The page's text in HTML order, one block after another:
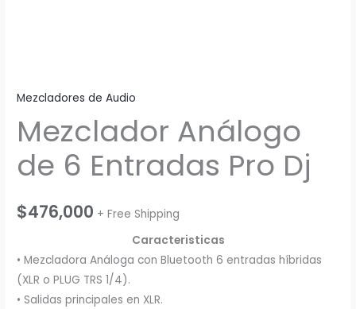
Mezcladores de Audio
Mezclador Análogo
de 6 Entradas Pro Dj
$476,000 + Free Shipping
Caracteristicas
• Mezcladora Análoga con Bluetooth 6 entradas híbridas
(XLR o PLUG TRS 1/4).
• Salidas principales en XLR.